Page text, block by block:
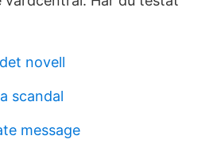
novell
scandal
message